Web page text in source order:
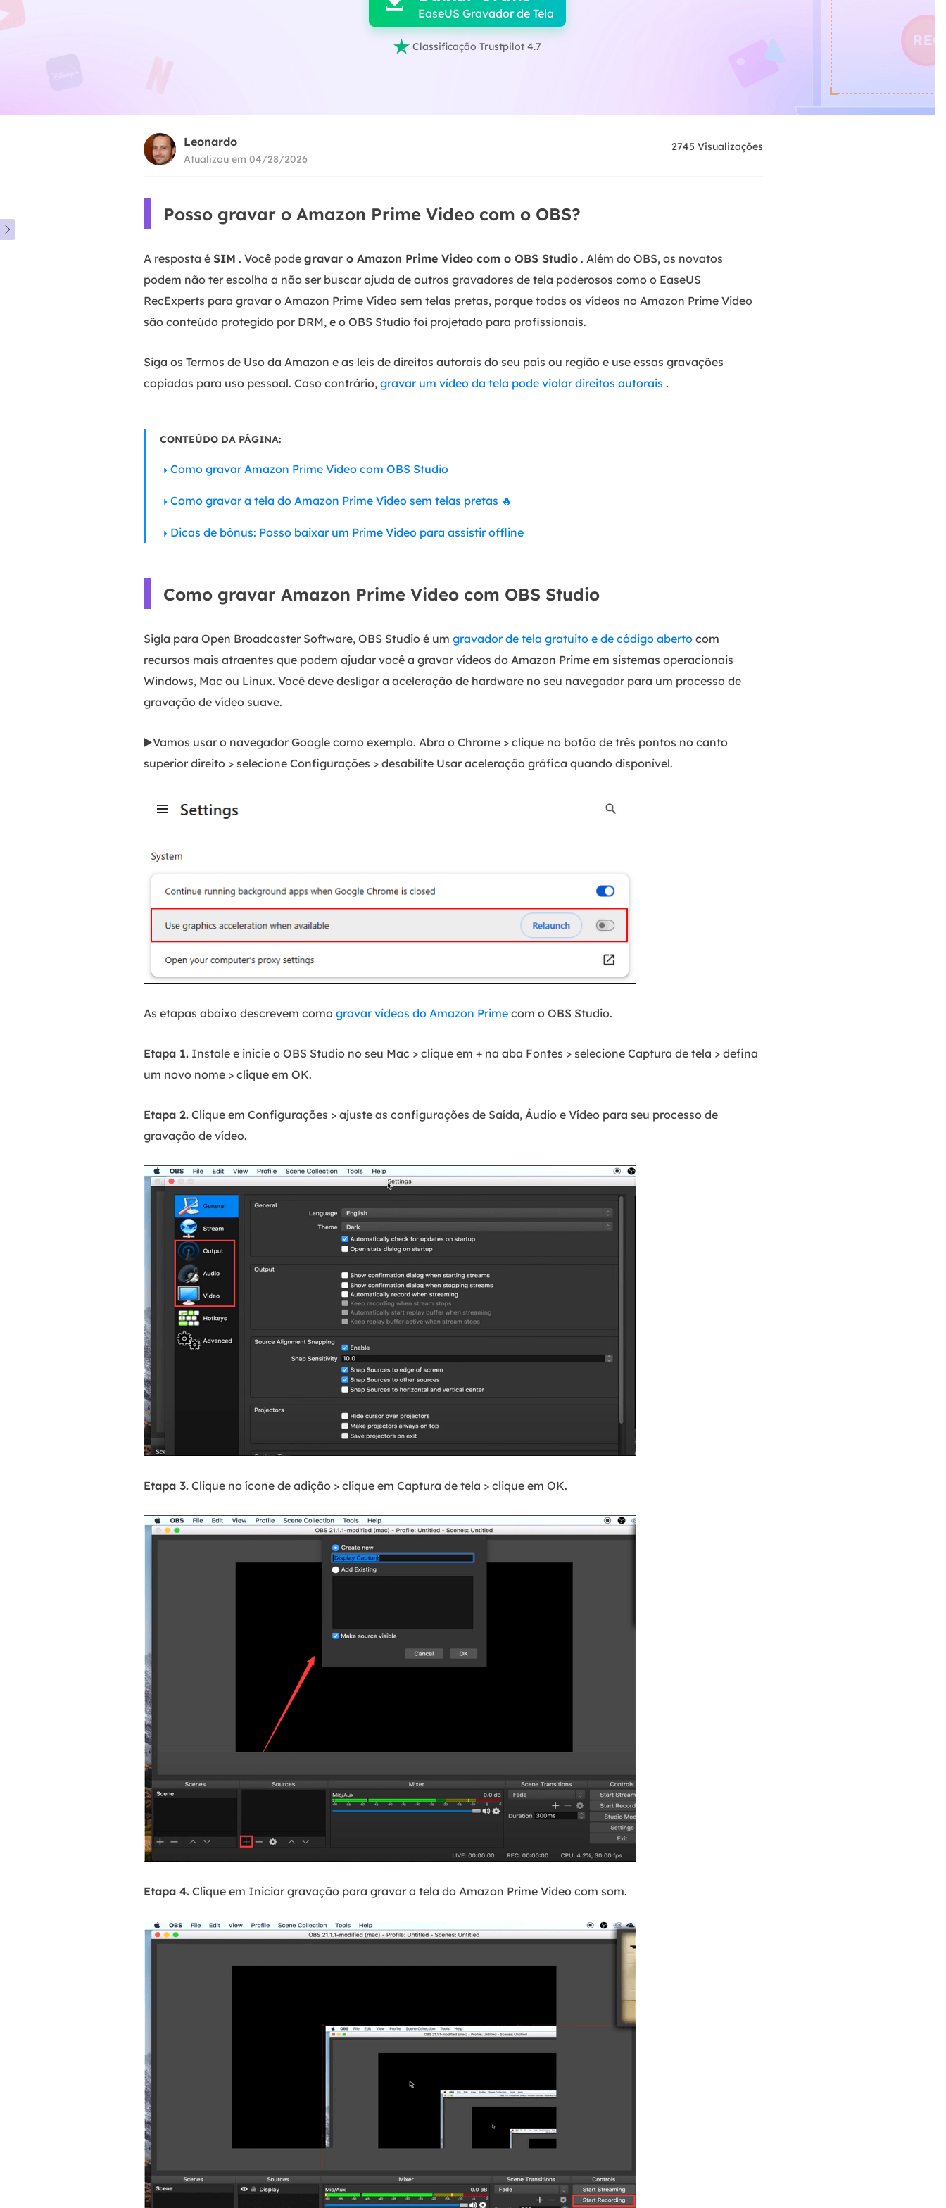
EaseUS Gravador de Tela
 Classificação Trustpilot 4.7

Leonardo
Atualizou em 04/28/2026
2745 Visualizações
Posso gravar o Amazon Prime Video com o OBS?
A resposta é SIM . Você pode gravar o Amazon Prime Video com o OBS Studio . Além do OBS, os novatos
podem não ter escolha a não ser buscar ajuda de outros gravadores de tela poderosos como o EaseUS
RecExperts para gravar o Amazon Prime Video sem telas pretas, porque todos os vídeos no Amazon Prime Video
são conteúdo protegido por DRM, e o OBS Studio foi projetado para profissionais.
Siga os Termos de Uso da Amazon e as leis de direitos autorais do seu país ou região e use essas gravações
copiadas para uso pessoal. Caso contrário, gravar um vídeo da tela pode violar direitos autorais .
CONTEÚDO DA PÁGINA:
Como gravar Amazon Prime Video com OBS Studio
Como gravar a tela do Amazon Prime Video sem telas pretas 🔥
Dicas de bônus: Posso baixar um Prime Video para assistir offline
Como gravar Amazon Prime Video com OBS Studio
Sigla para Open Broadcaster Software, OBS Studio é um gravador de tela gratuito e de código aberto com
recursos mais atraentes que podem ajudar você a gravar vídeos do Amazon Prime em sistemas operacionais
Windows, Mac ou Linux. Você deve desligar a aceleração de hardware no seu navegador para um processo de
gravação de vídeo suave.
▶️Vamos usar o navegador Google como exemplo. Abra o Chrome > clique no botão de três pontos no canto
superior direito > selecione Configurações > desabilite Usar aceleração gráfica quando disponível.
As etapas abaixo descrevem como gravar vídeos do Amazon Prime com o OBS Studio.
Etapa 1. Instale e inicie o OBS Studio no seu Mac > clique em + na aba Fontes > selecione Captura de tela > defina
um novo nome > clique em OK.
Etapa 2. Clique em Configurações > ajuste as configurações de Saída, Áudio e Vídeo para seu processo de
gravação de vídeo.
Etapa 3. Clique no ícone de adição > clique em Captura de tela > clique em OK.
Etapa 4. Clique em Iniciar gravação para gravar a tela do Amazon Prime Video com som.